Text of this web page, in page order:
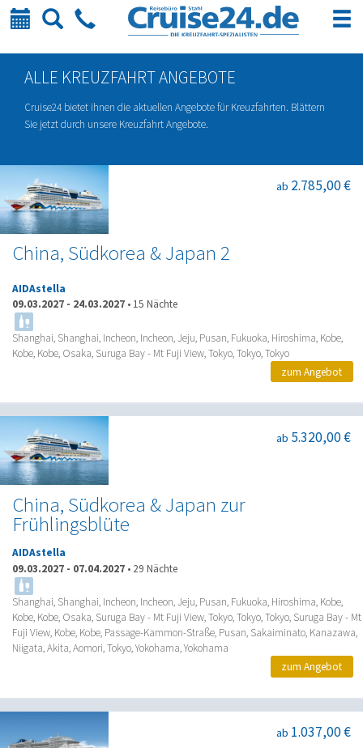
Kalender
SucheTelefon
ALLE KREUZFAHRT ANGEBOTE
Cruise24 bietet ihnen die aktuellen Angebote für Kreuzfahrten. Blättern
Sie jetzt durch unsere Kreuzfahrt Angebote.
China, Südkorea & Japan 2
ab 2.785,00 €
AIDAstella
09.03.2027 - 24.03.2027 • 15 Nächte
Shanghai, Shanghai, Incheon, Incheon, Jeju, Pusan, Fukuoka, Hiroshima, Kobe,
Kobe, Kobe, Osaka, Suruga Bay - Mt Fuji View, Tokyo, Tokyo, Tokyo
zum Angebot
China, Südkorea & Japan zur
Frühlingsblüte
ab 5.320,00 €
AIDAstella
09.03.2027 - 07.04.2027 • 29 Nächte
Shanghai, Shanghai, Incheon, Incheon, Jeju, Pusan, Fukuoka, Hiroshima, Kobe,
Kobe, Kobe, Osaka, Suruga Bay - Mt Fuji View, Tokyo, Tokyo, Tokyo, Suruga Bay - Mt
Fuji View, Kobe, Kobe, Passage-Kammon-Straße, Pusan, Sakaiminato, Kanazawa,
Niigata, Akita, Aomori, Tokyo, Yokohama, Yokohama
zum Angebot
ab 1.037,00 €